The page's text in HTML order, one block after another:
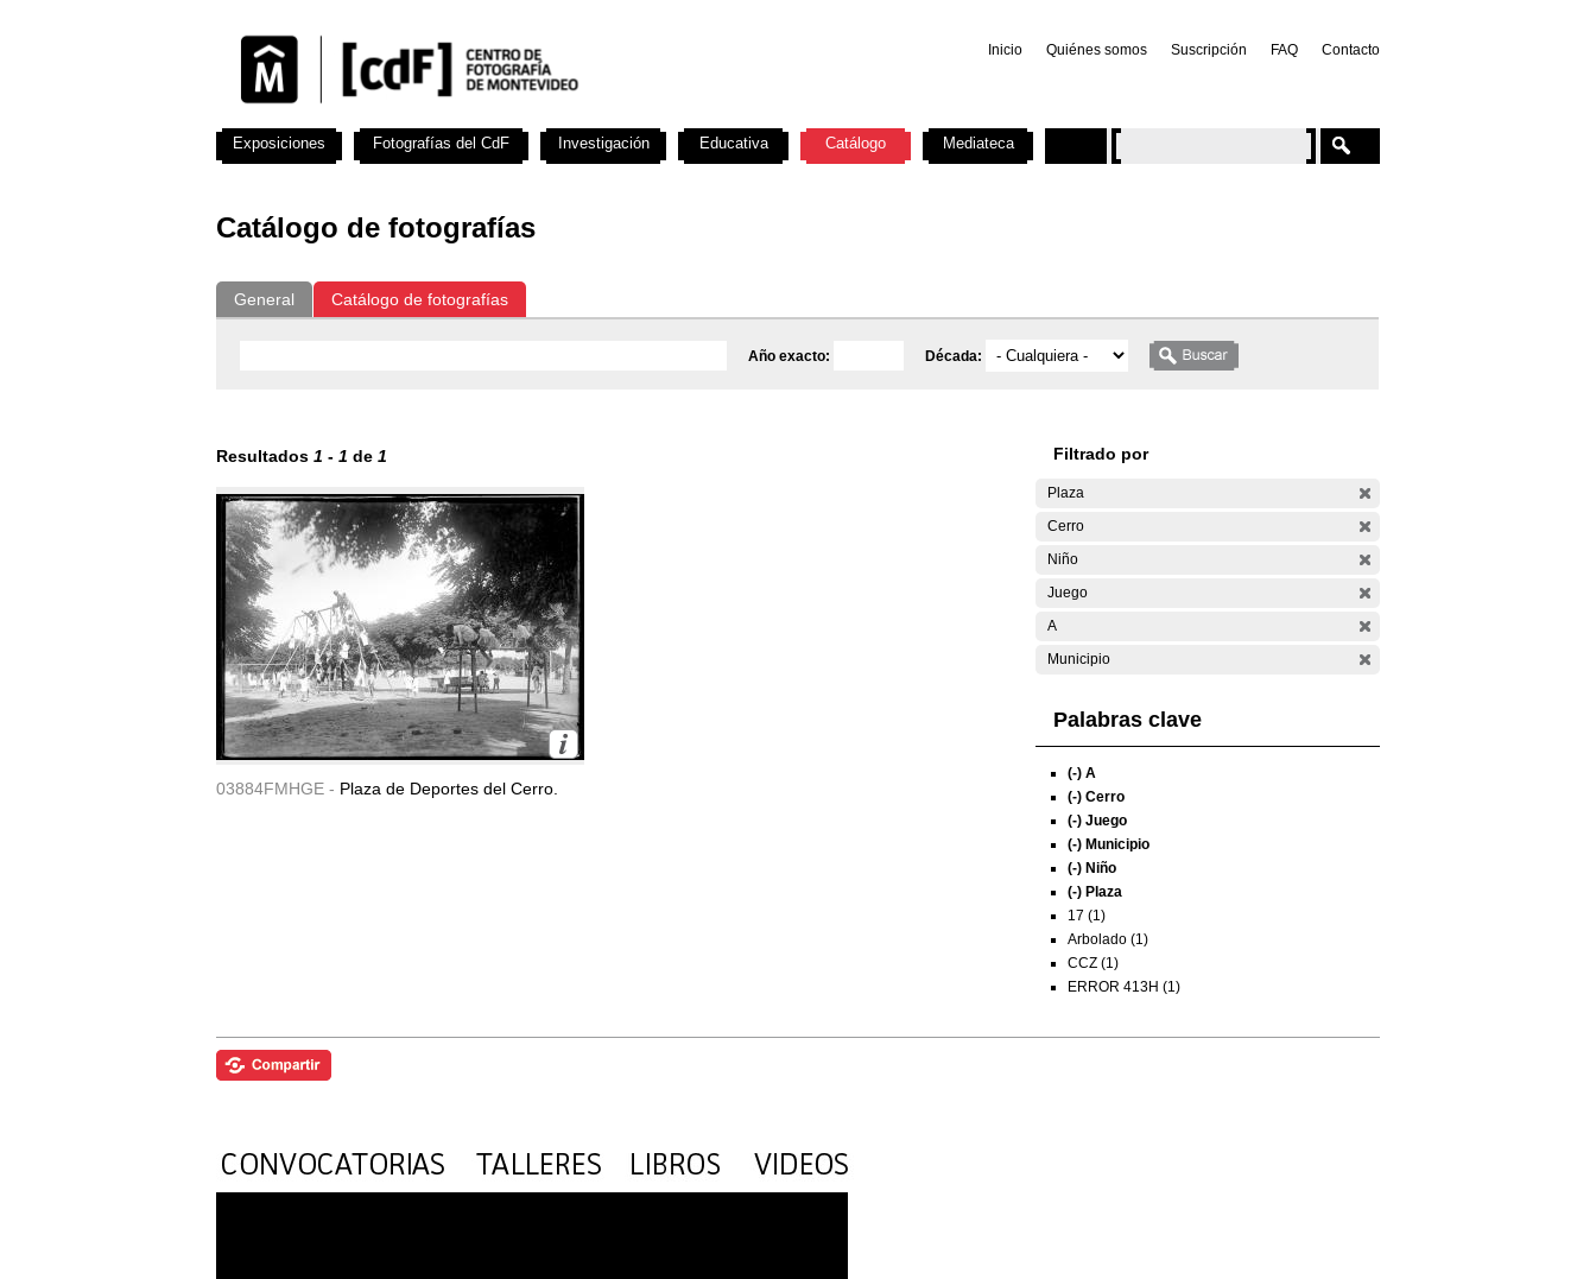
Inicio Quiénes somos Suscripción FAQ Contacto
Catálogo de fotografías
General Catálogo de fotografías
Año exacto: Década:
Resultados 1 - 1 de 1
03884FMHGE - Plaza de Deportes del Cerro.
Filtrado por
Plaza
Cerro
Niño
Juego
A
Municipio
Palabras clave
(-) A
(-) Cerro
(-) Juego
(-) Municipio
(-) Niño
(-) Plaza
17 (1)
Arbolado (1)
CCZ (1)
ERROR 413H (1)
Exposiciones Fotografías del CdF Investigación Educativa Catálogo Mediateca